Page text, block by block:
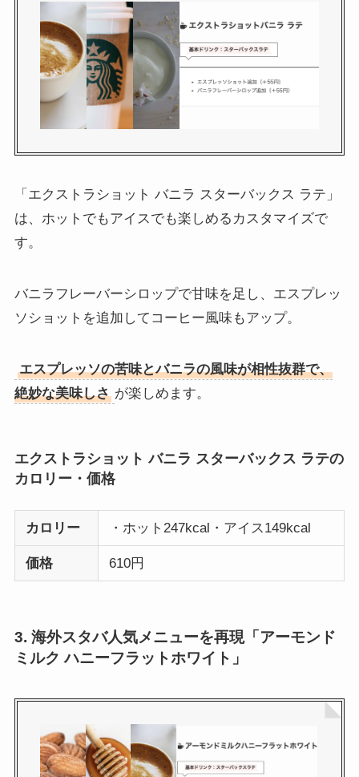
「エクストラショット バニラ スターバックス ラテ」
は、ホットでもアイスでも楽しめるカスタマイズで
す。
バニラフレーバーシロップで甘味を足し、エスプレッ
ソショットを追加してコーヒー風味もアップ。
エスプレッソの苦味とバニラの風味が相性抜群で、
絶妙な美味しさ が楽しめます。
エクストラショット バニラ スターバックス ラテの
カロリー・価格
カロリー ・ホット247kcal・アイス149kcal
価格 610円
3. 海外スタバ人気メニューを再現「アーモンド
ミルク ハニーフラットホワイト」